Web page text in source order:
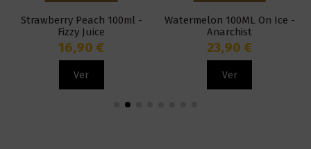
Strawberry Peach 100ml -
Fizzy Juice
16,90 €
Ver
Watermelon 100ML On Ice -
Anarchist
23,90 €
Ver